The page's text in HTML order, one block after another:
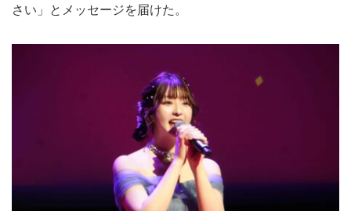
さい」とメッセージを届けた。